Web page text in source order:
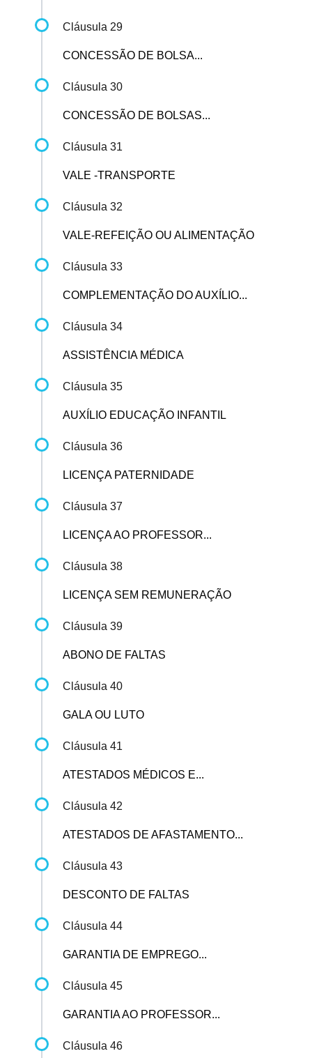
Cláusula 29
CONCESSÃO DE BOLSA...
Cláusula 30
CONCESSÃO DE BOLSAS...
Cláusula 31
VALE -TRANSPORTE
Cláusula 32
VALE-REFEIÇÃO OU ALIMENTAÇÃO
Cláusula 33
COMPLEMENTAÇÃO DO AUXÍLIO...
Cláusula 34
ASSISTÊNCIA MÉDICA
Cláusula 35
AUXÍLIO EDUCAÇÃO INFANTIL
Cláusula 36
LICENÇA PATERNIDADE
Cláusula 37
LICENÇA AO PROFESSOR...
Cláusula 38
LICENÇA SEM REMUNERAÇÃO
Cláusula 39
ABONO DE FALTAS
Cláusula 40
GALA OU LUTO
Cláusula 41
ATESTADOS MÉDICOS E...
Cláusula 42
ATESTADOS DE AFASTAMENTO...
Cláusula 43
DESCONTO DE FALTAS
Cláusula 44
GARANTIA DE EMPREGO...
Cláusula 45
GARANTIA AO PROFESSOR...
Cláusula 46